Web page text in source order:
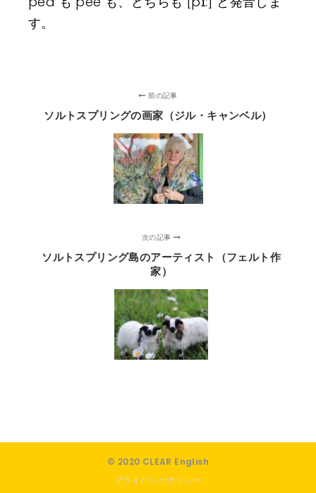
す。
前の記事
ソルトスプリングの画家（ジル・キャンベル）
次の記事
ソルトスプリング島のアーティスト（フェルト作
家）
© 2020 CLEAR English
プライバシーポリシー